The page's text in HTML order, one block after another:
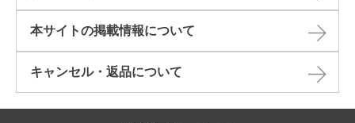
本サイトの掲載情報について​
キャンセル・返品について​